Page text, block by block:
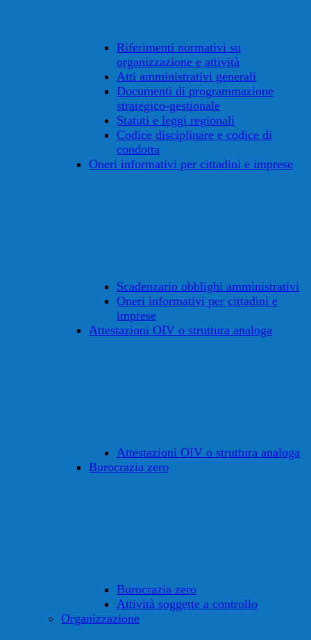
Riferimenti normativi su
organizzazione e attività
Atti amministrativi generali
Documenti di programmazione
strategico-gestionale
Statuti e leggi regionali
Codice disciplinare e codice di
condotta
Oneri informativi per cittadini e imprese
Scadenzario obblighi amministrativi
Oneri informativi per cittadini e
imprese
Attestazioni OIV o struttura analoga
Attestazioni OIV o struttura analoga
Burocrazia zero
Burocrazia zero
Attività soggette a controllo
Organizzazione